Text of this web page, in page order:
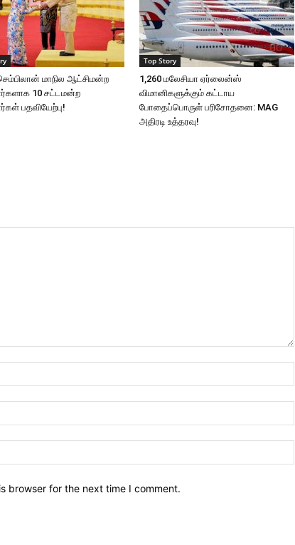
செம்பிலான் மாநில ஆட்சிமன்ற
10 சட்டமன்ற
பதவியேற்பு!
Top Story
1,260 மலேசியா ஏர்லைன்ஸ்
விமானிகளுக்கும் கட்டாய
போதைப்பொருள் பரிசோதனை: MAG
அதிரடி உத்தரவு!
browser for the next time I comment.